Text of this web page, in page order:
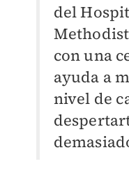
del
con una
ayuda a
nivel de